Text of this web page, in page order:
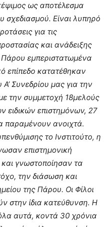
ως αποτέλεσμα
σχεδιασμού. Είναι λυπηρό
για τις
και ανάδειξης
εμπεριστατωμένα
επίπεδο κατατέθηκαν
Συνεδρίου μας για την
την συμμετοχή 18μελούς
ειδικών επιστημόνων, 27
παραμένουν ανοιχτά.
το Ινστιτούτο, η
επιστημονική
γνωστοποίησαν τα
την διάσωση και
της Πάρου. Οι Φίλοι
στην ίδια κατεύθυνση. Η
αυτά, κοντά 30 χρόνια